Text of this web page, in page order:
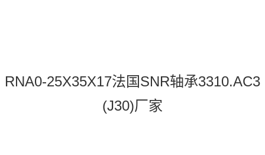
RNA0-25X35X17法国SNR轴承3310.AC3
(J30)厂家